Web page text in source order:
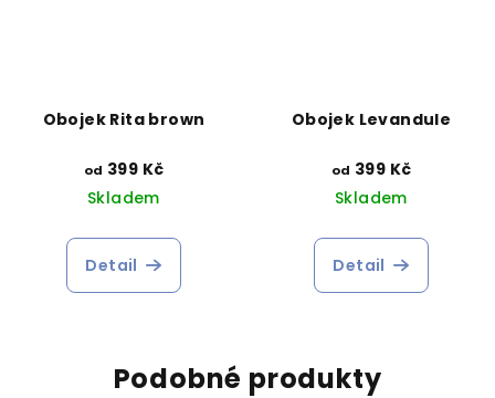
Obojek Rita brown
od 399 Kč
Skladem
Detail
Obojek Levandule
od 399 Kč
Skladem
Detail
Podobné produkty